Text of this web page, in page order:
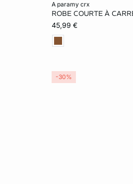
a paramy crx
ROBE COURTE À
45,99 €
-30%